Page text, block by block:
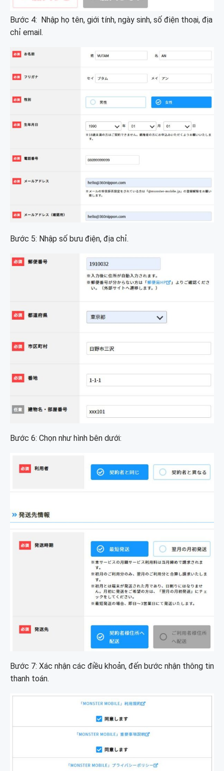
Bước 4: Nhập họ tên, giới tính, ngày sinh, số điện thoại, địa
chỉ email.
Bước 5: Nhập số bưu điện, địa chỉ.
Bước 6: Chọn như hình bên dưới:
Bước 7: Xác nhận các điều khoản, đến bước nhận thông tin
thanh toán.